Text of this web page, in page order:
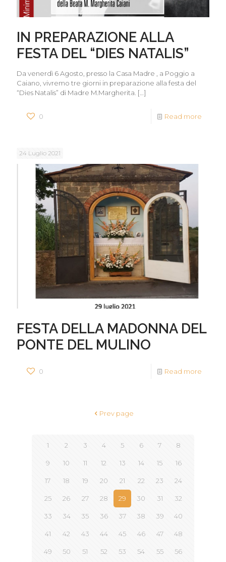
IN PREPARAZIONE ALLA
FESTA DEL “DIES NATALIS”
Da venerdì 6 Agosto, presso la Casa Madre , a Poggio a
Caiano, vivremo tre giorni in preparazione alla festa del
“Dies Natalis” di Madre M.Margherita. […]
0 Read more
24 Luglio 2021
FESTA DELLA MADONNA DEL
PONTE DEL MULINO
0 Read more
Prev page
1 2 3 4 5 6 7 8
9 10 11 12 13 14 15 16
17 18 19 20 21 22 23 24
25 26 27 28 29 30 31 32
33 34 35 36 37 38 39 40
41 42 43 44 45 46 47 48
49 50 51 52 53 54 55 56